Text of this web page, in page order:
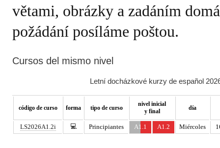
větami, obrázky a zadáním
požádání posíláme poštou.
Cursos del mismo nivel
Letní docházkové kurzy de español
código de curso forma tipo de curso
nivel inicial
y final
día
LS2026A1.2i 💻 Principiantes A1.1 A1.2 Miércoles